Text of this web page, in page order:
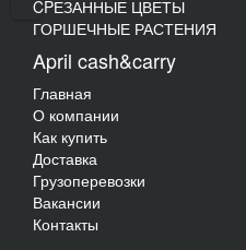
CPЕЗАННЫЕ ЦВЕТЫ
ГОРШЕЧНЫЕ РАСТЕНИЯ
April cash&carry
Главная
О компании
Как купить
Доставка
Грузоперевозки
Вакансии
Контакты